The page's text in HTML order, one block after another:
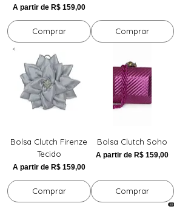
A partir de R$ 159,00
Preço promocional
Comprar Comprar
Bolsa Clutch Firenze
Tecido
A partir de R$ 159,00
Preço promocional
Comprar
Bolsa Clutch Soho
A partir de R$ 159,00
Preço promocional
Comprar